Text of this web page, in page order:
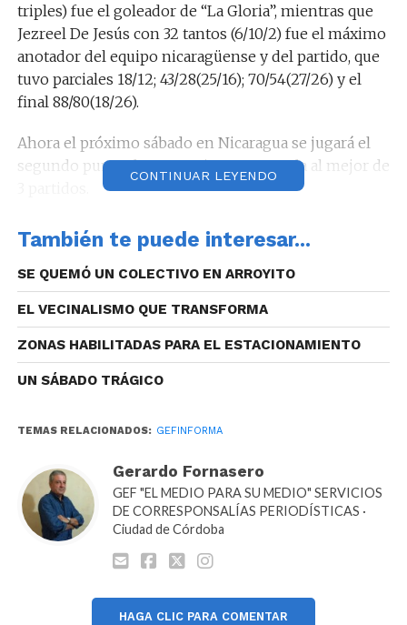
triples) fue el goleador de “La Gloria”, mientras que
Jezreel De Jesús con 32 tantos (6/10/2) fue el máximo
anotador del equipo nicaragüense y del partido, que
tuvo parciales 18/12; 43/28(25/16); 70/54(27/26) y el
final 88/80(18/26).
Ahora el próximo sábado en Nicaragua se jugará el
segundo punto de esta serie, programada al mejor de
De ganar el conjunto cordobés habrá clasificado a
semi final, mientras que si el triunfo le corresponde
al Real Esteli, se deberá jugar un partido desempate
en Nicaragua, 24 horas más tarde.
CONTINUAR LEYENDO
También te puede interesar...
SE QUEMÓ UN COLECTIVO EN ARROYITO
EL VECINALISMO QUE TRANSFORMA
ZONAS HABILITADAS PARA EL ESTACIONAMIENTO
UN SÁBADO TRÁGICO
TEMAS RELACIONADOS: GEFINFORMA
Gerardo Fornasero
GEF "EL MEDIO PARA SU MEDIO" SERVICIOS
DE CORRESPONSALÍAS PERIODÍSTICAS ·
Ciudad de Córdoba
HAGA CLIC PARA COMENTAR